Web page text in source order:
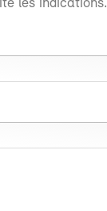
les indications.